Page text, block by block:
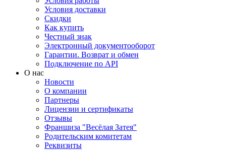
Условия доставки
Скидки
Как купить
Честный знак
Электронный документооборот
Гарантии. Возврат и обмен
Подключение по API
О нас
Новости
О компании
Партнеры
Лицензии и сертификаты
Отзывы
Франшиза "Весёлая Затея"
Родительским комитетам
Реквизиты